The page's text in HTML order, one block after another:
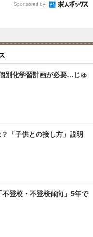
Sponsored by
別化学習計画が必要…じゅ
「子供との接し方」説明
登校・不登校傾向」5年で